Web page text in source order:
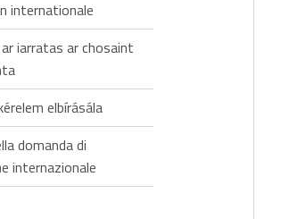
internationale
iarratas ar chosaint
elbírásála
domanda di
internazionale